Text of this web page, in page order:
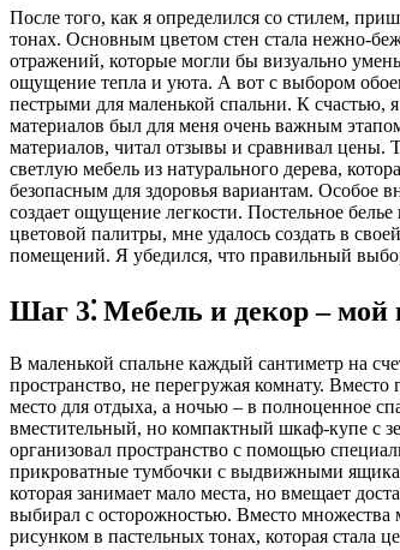
После того, как я определился со стилем,
тонах. Основным цветом стен стала нежно-
отражений, которые могли бы визуально
ощущение тепла и уюта. А вот с выбором
пестрыми для маленькой спальни. К счастью,
материалов был для меня очень важным
материалов, читал отзывы и сравнивал цены.
светлую мебель из натурального дерева,
безопасным для здоровья вариантам. Особое
создает ощущение легкости. Постельное
цветовой палитры, мне удалось создать в
помещений. Я убедился, что правильный
Шаг 3⁚ Мебель и декор – мой
В маленькой спальне каждый сантиметр на
пространство, не перегружая комнату.
место для отдыха, а ночью – в полноценное
вместительный, но компактный шкаф-купе с
организовал пространство с помощью
прикроватные тумбочки с выдвижными
которая занимает мало места, но вмещает
выбирал с осторожностью. Вместо множества
рисунком в пастельных тонах, которая стала